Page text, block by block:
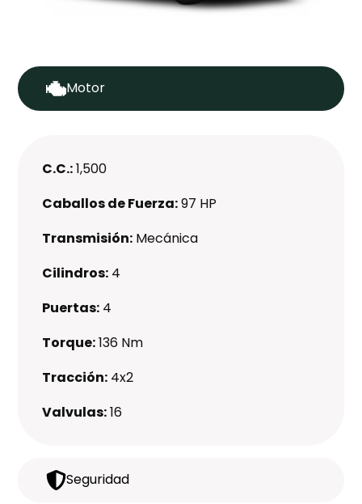
Motor
Seguridad
C.C.:1,500
Caballos de Fuerza:97 HP
Transmisión: Mecánica
Cilindros: 4
Puertas: 4
Torque:136 Nm
Tracción: 4x2
Valvulas:16